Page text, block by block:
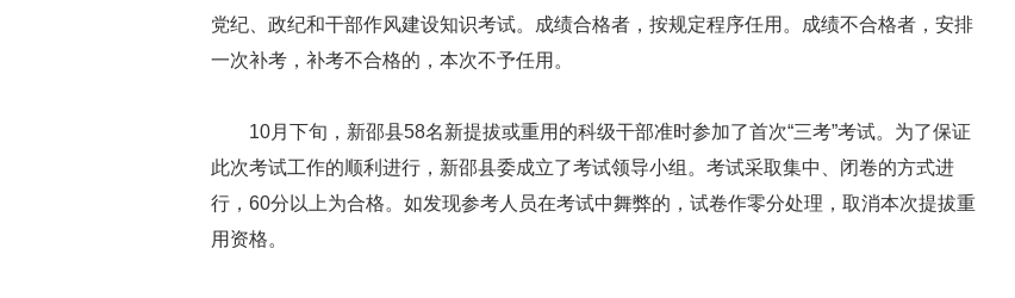
党纪、政纪和干部作风建设知识考试。成绩合格者，按规定程序任用。成绩不合格者，安排
一次补考，补考不合格的，本次不予任用。
10月下旬，新邵县58名新提拔或重用的科级干部准时参加了首次“三考”考试。为了保证
此次考试工作的顺利进行，新邵县委成立了考试领导小组。考试采取集中、闭卷的方式进
行，60分以上为合格。如发现参考人员在考试中舞弊的，试卷作零分处理，取消本次提拔重
用资格。